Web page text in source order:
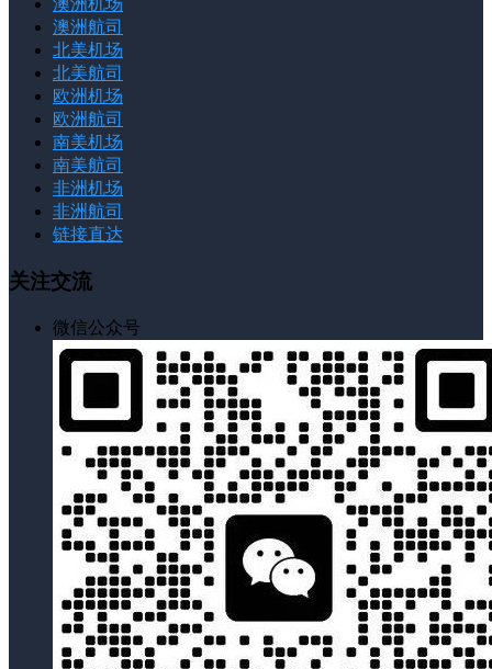
澳洲机场
澳洲航司
北美机场
北美航司
欧洲机场
欧洲航司
南美机场
南美航司
非洲机场
非洲航司
链接直达
关注交流
微信公众号